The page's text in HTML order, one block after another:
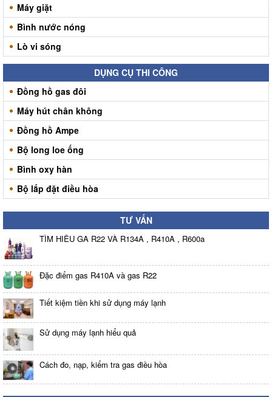
Máy giặt
Bình nước nóng
Lò vi sóng
DỤNG CỤ THI CÔNG
Đồng hồ gas đôi
Máy hút chân không
Đồng hồ Ampe
Bộ long loe ống
Bình oxy hàn
Bộ lắp đặt điều hòa
TƯ VẤN
TÌM HIỂU GA R22 VÀ R134A , R410A , R600a
Đặc điểm gas R410A và gas R22
Tiết kiệm tiền khi sử dụng máy lạnh
Sử dụng máy lạnh hiểu quả
Cách đo, nạp, kiểm tra gas điều hòa